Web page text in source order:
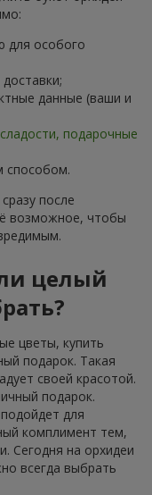
для особого
данные (ваши и
сладости, подарочные
способом.
после
возможное, чтобы
целый
цветы, купить
подарок. Такая
своей красотой.
подарок.
для
комплимент тем,
Сегодня на орхидеи
всегда выбрать